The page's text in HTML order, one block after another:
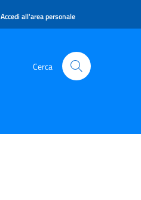
Accedi all'area personale
Cerca